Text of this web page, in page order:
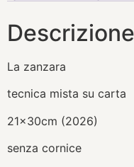
Descrizione
La zanzara
tecnica mista su carta
21x30cm (2026)
senza cornice